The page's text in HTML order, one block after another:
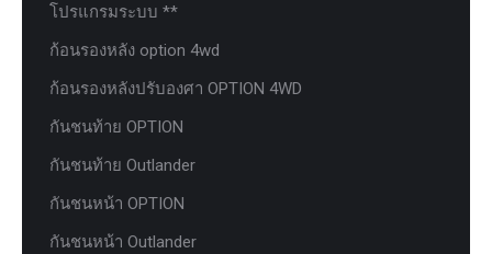
โปรแกรมระบบ **
ก้อนรองหลัง option 4wd
ก้อนรองหลังปรับองศา OPTION 4WD
กันชนท้าย OPTION
กันชนท้าย Outlander
กันชนหน้า OPTION
กันชนหน้า Outlander